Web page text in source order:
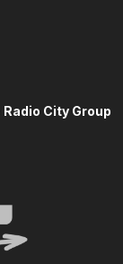
Radio City Group